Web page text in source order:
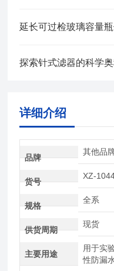
延长可过检玻璃容量
探索针式滤器的科学
详细介绍
品牌
其他品
货号
XZ-
规格
全系
供货周期
现货
主要用途
用于实
性防漏